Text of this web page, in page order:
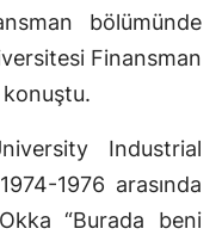
bölümünde
Finansman
Industrial
1976 arasında
“Burada beni